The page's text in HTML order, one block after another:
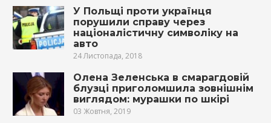
У Польщі проти українця
порушили справу через
націоналістичну символіку на
авто
24 Листопада, 2018
Олена Зеленська в смарагдовій
блузці приголомшила зовнішнім
виглядом: мурашки по шкірі
03 Жовтня, 2019